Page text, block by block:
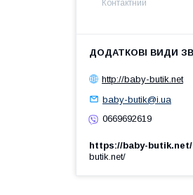
Контактний
http://baby-butik.net
baby-butik@i.ua
0669692619
https://baby-butik.net/
butik.net/